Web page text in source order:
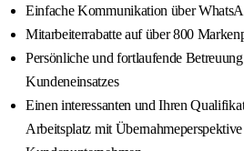
Einfache Kommunikation über
Mitarbeiterrabatte auf über 800
Persönliche und fortlaufende
Kundeneinsatzes
Einen interessanten und Ihren
Arbeitsplatz mit